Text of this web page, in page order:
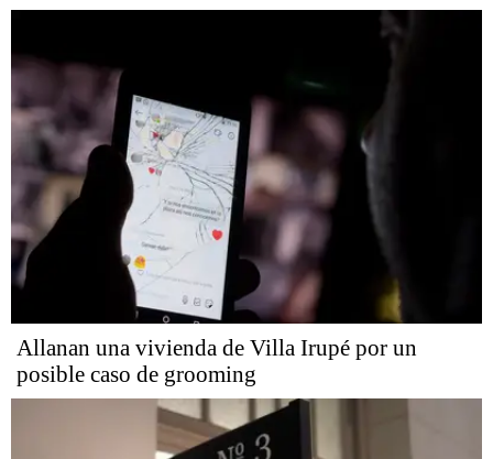
Allanan una vivienda de Villa Irupé por un
posible caso de grooming